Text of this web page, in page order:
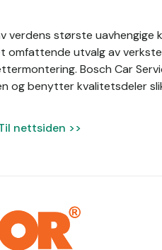
verdens største uavhengige
omfattende utvalg av
Bosch Car
og benytter kvalitetsdeler
nettsiden >>